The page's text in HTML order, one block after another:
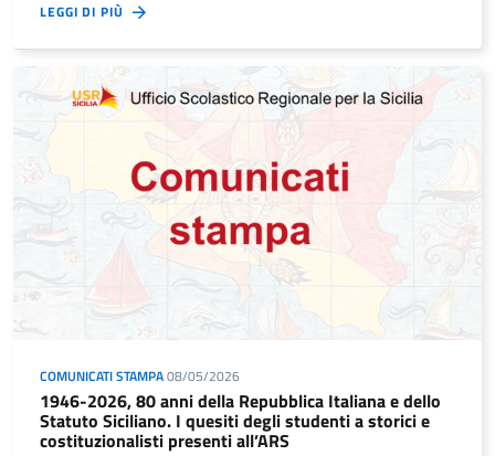
LEGGI DI PIÙ
COMUNICATI STAMPA08/05/2026
1946-2026, 80 anni della Repubblica Italiana e dello
Statuto Siciliano. I quesiti degli studenti a storici e
costituzionalisti presenti all’ARS